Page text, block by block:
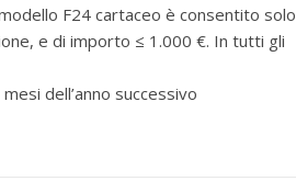
F24 cartaceo è consentito solo
e di importo ≤ 1.000 €. In tutti gli
dell’anno successivo